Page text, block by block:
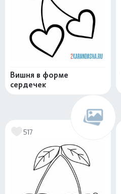
Вишня в форме
сердечек
517